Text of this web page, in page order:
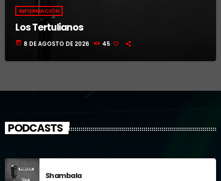
INFORMACIÓN
Los Tertulianos
today 8 DE AGOSTO DE 2026 45
PODCASTS
Shambala